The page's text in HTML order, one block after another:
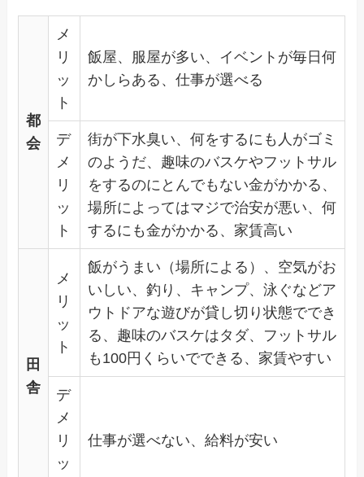
都
会
メ
リ
ッ
ト
飯屋、服屋が多い、イベントが毎日何
かしらある、仕事が選べる
デ
メ
リ
ッ
ト
街が下水臭い、何をするにも人がゴミ
のようだ、趣味のバスケやフットサル
をするのにとんでもない金がかかる、
場所によってはマジで治安が悪い、何
するにも金がかかる、家賃高い
田
舎
メ
リ
ッ
ト
飯がうまい（場所による）、空気がお
いしい、釣り、キャンプ、泳ぐなどア
ウトドアな遊びが貸し切り状態ででき
る、趣味のバスケはタダ、フットサル
も100円くらいでできる、家賃やすい
デ
メ
リ
ッ
仕事が選べない、給料が安い